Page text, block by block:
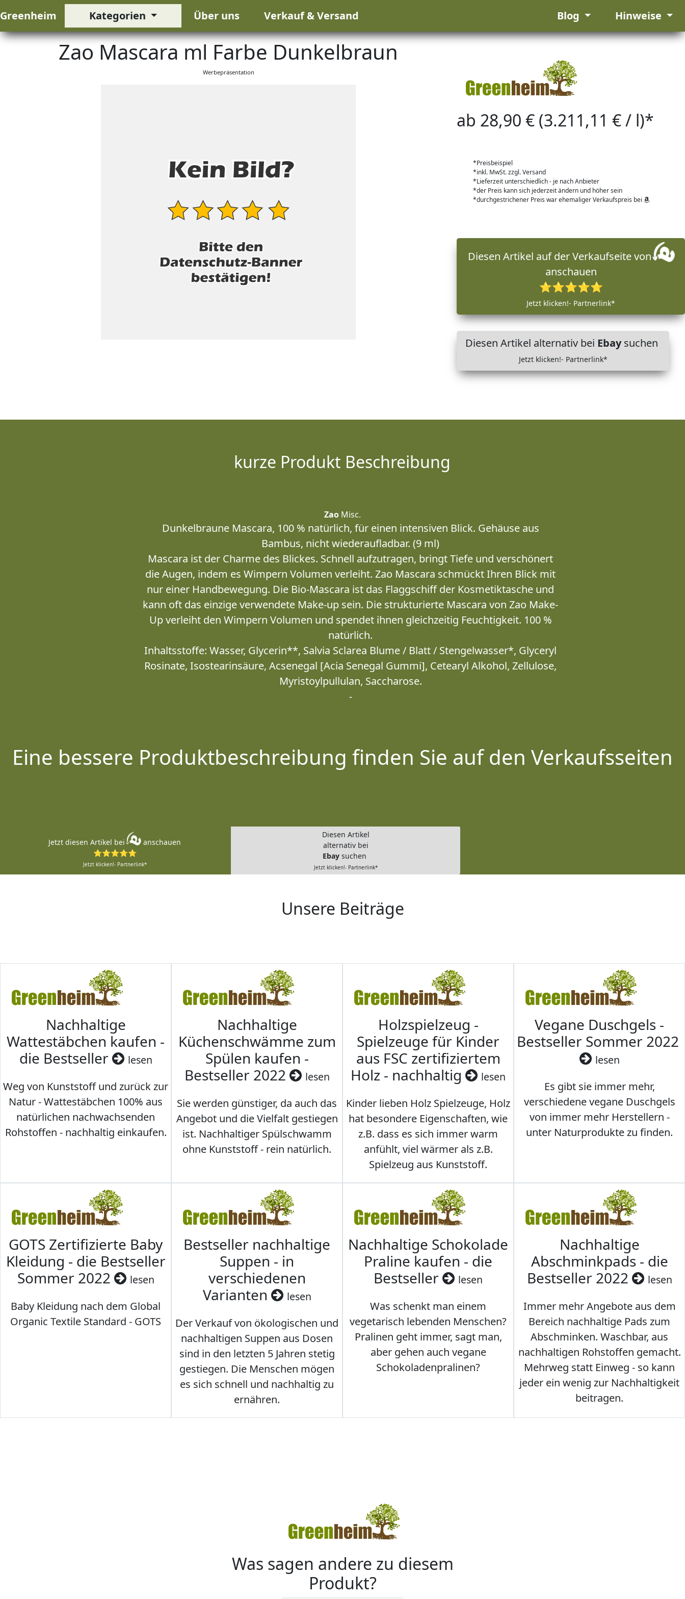
Greenheim Kategorien Über uns Verkauf & Versand Blog Hinweise
Zao Mascara ml Farbe Dunkelbraun
Werbepräsentation
ab 28,90 € (3.211,11 € / l)*
*Preisbeispiel
*inkl. MwSt. zzgl. Versand
*Lieferzeit unterschiedlich - je nach Anbieter
*der Preis kann sich jederzeit ändern und höher sein
*durchgestrichener Preis war ehemaliger Verkaufspreis bei
Diesen Artikel auf der Verkaufseite von
anschauen
⭐⭐⭐⭐⭐
Jetzt klicken!- Partnerlink*
Diesen Artikel alternativ bei Ebaysuchen
Jetzt klicken!- Partnerlink*
kurze Produkt Beschreibung
ZaoMisc.
Dunkelbraune Mascara, 100 % natürlich, für einen intensiven Blick. Gehäuse aus
Bambus, nicht wiederaufladbar. (9 ml)
Mascara ist der Charme des Blickes. Schnell aufzutragen, bringt Tiefe und verschönert
die Augen, indem es Wimpern Volumen verleiht. Zao Mascara schmückt Ihren Blick mit
nur einer Handbewegung. Die Bio-Mascara ist das Flaggschiff der Kosmetiktasche und
kann oft das einzige verwendete Make-up sein. Die strukturierte Mascara von Zao Make-
Up verleiht den Wimpern Volumen und spendet ihnen gleichzeitig Feuchtigkeit. 100 %
natürlich.
Inhaltsstoffe: Wasser, Glycerin**, Salvia Sclarea Blume / Blatt / Stengelwasser*, Glyceryl
Rosinate, Isostearinsäure, Acsenegal [Acia Senegal Gummi], Cetearyl Alkohol, Zellulose,
Myristoylpullulan, Saccharose.
-
Eine bessere Produktbeschreibung finden Sie auf den Verkaufsseiten
Jetzt diesen Artikel bei
anschauen
⭐⭐⭐⭐⭐
Jetzt klicken!- Partnerlink*
Diesen Artikel
alternativ bei
Ebay suchen
Jetzt klicken!- Partnerlink*
Unsere Beiträge
Nachhaltige
Wattestäbchen kaufen -
die Bestseller
lesen
Weg von Kunststoff und zurück zur
Natur - Wattestäbchen 100% aus
natürlichen nachwachsenden
Rohstoffen - nachhaltig einkaufen.
Nachhaltige
Küchenschwämme zum
Spülen kaufen -
Bestseller 2022
lesen
Sie werden günstiger, da auch das
Angebot und die Vielfalt gestiegen
ist. Nachhaltiger Spülschwamm
ohne Kunststoff - rein natürlich.
Holzspielzeug -
Spielzeuge für Kinder
aus FSC zertifiziertem
Holz - nachhaltig
lesen
Kinder lieben Holz Spielzeuge, Holz
hat besondere Eigenschaften, wie
z.B. dass es sich immer warm
anfühlt, viel wärmer als z.B.
Spielzeug aus Kunststoff.
Vegane Duschgels -
Bestseller Sommer 2022
lesen
Es gibt sie immer mehr,
verschiedene vegane Duschgels
von immer mehr Herstellern -
unter Naturprodukte zu finden.
GOTS Zertifizierte Baby
Kleidung - die Bestseller
Sommer 2022
lesen
Baby Kleidung nach dem Global
Organic Textile Standard - GOTS
Bestseller nachhaltige
Suppen - in
verschiedenen
Varianten
lesen
Der Verkauf von ökologischen und
nachhaltigen Suppen aus Dosen
sind in den letzten 5 Jahren stetig
gestiegen. Die Menschen mögen
es sich schnell und nachhaltig zu
ernähren.
Nachhaltige Schokolade
Praline kaufen - die
Bestseller
lesen
Was schenkt man einem
vegetarisch lebenden Menschen?
Pralinen geht immer, sagt man,
aber gehen auch vegane
Schokoladenpralinen?
Nachhaltige
Abschminkpads - die
Bestseller 2022
lesen
Immer mehr Angebote aus dem
Bereich nachhaltige Pads zum
Abschminken. Waschbar, aus
nachhaltigen Rohstoffen gemacht.
Mehrweg statt Einweg - so kann
jeder ein wenig zur Nachhaltigkeit
beitragen.
Was sagen andere zu diesem
Produkt?